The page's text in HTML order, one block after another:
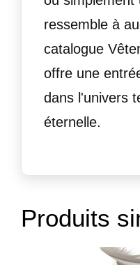
ressemble à
catalogue
offre une
dans l'univers
éternelle.
Produits